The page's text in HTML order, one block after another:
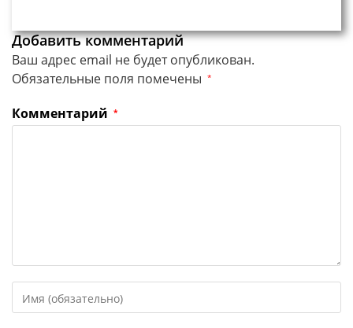
Добавить комментарий
Ваш адрес email не будет опубликован.
Обязательные поля помечены *
Комментарий *
свое